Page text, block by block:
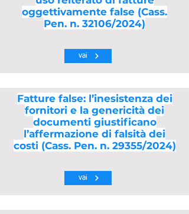
oggettivamente false (Cass.
Pen. n. 32106/2024)
vai
Fatture false: l’inesistenza dei
fornitori e la genericità dei
documenti giustificano
l’affermazione di falsità dei
costi (Cass. Pen. n. 29355/2024)
vai